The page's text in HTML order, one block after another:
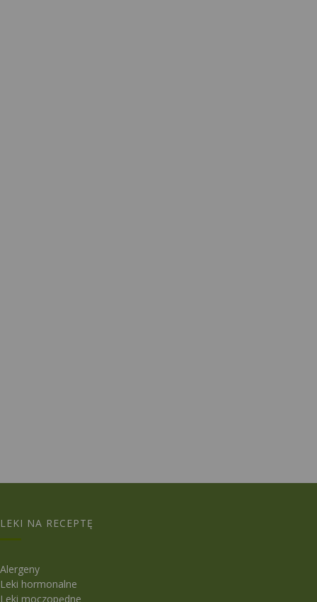
LEKI NA RECEPTĘ
Alergeny
Leki hormonalne
Leki moczopędne